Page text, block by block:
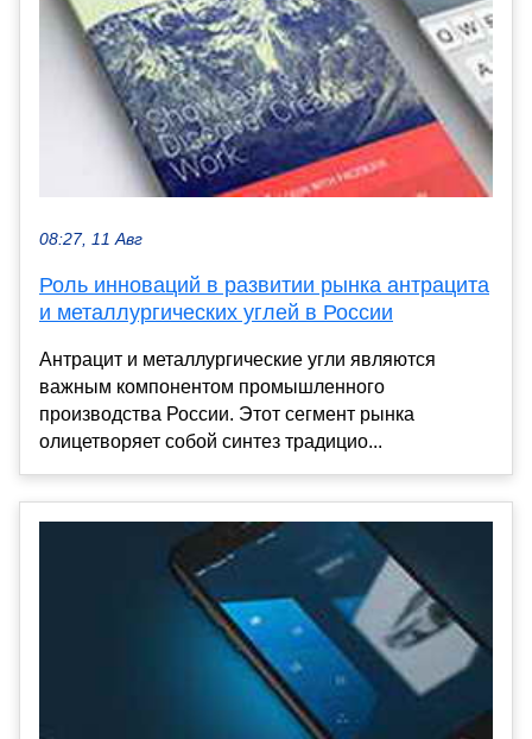
08:27, 11 Авг
Роль инноваций в развитии рынка антрацита
и металлургических углей в России
Антрацит и металлургические угли являются
важным компонентом промышленного
производства России. Этот сегмент рынка
олицетворяет собой синтез традицио...